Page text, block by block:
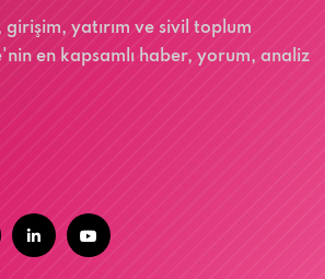
yatırım ve sivil toplum
en kapsamlı haber, yorum, analiz